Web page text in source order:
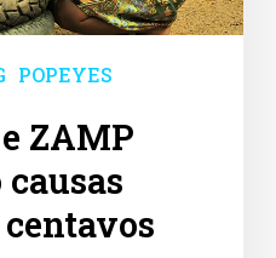
POPEYES
ZAMP